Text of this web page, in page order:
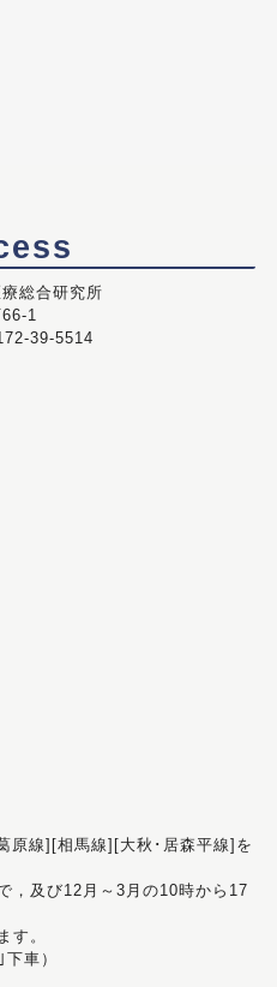
総合研究所
1
39-5514
原線][相馬線][大秋･居森平線]を
，及び12月～3月の10時から17
す。
車）